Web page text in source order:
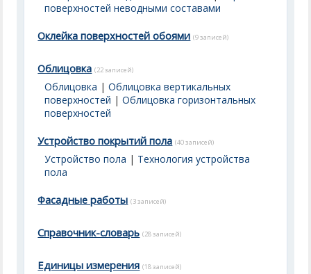
поверхностей неводными составами
Оклейка поверхностей обоями (9 записей)
Облицовка (22 записей)
Облицовка |Облицовка вертикальных
поверхностей |Облицовка горизонтальных
поверхностей
Устройство покрытий пола (40 записей)
Устройство пола | Технология устройства
пола
Фасадные работы (3 записей)
Справочник-словарь (28 записей)
Единицы измерения (18 записей)